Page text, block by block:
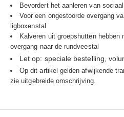
Bevordert het aanleren van
Voor een ongestoorde overgang
ligboxenstal
Kalveren uit groepshutten
overgang naar de rundveestal
Let op: speciale bestelling,
Op dit artikel gelden afwijkende
zie uitgebreide omschrijving.